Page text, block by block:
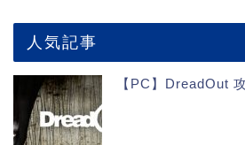
人気記事
【PC】DreadOut